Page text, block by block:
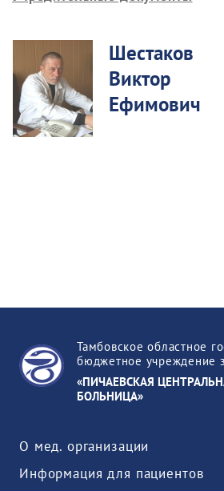
Шестаков
Виктор
Ефимович
Тамбовское областное
бюджетное учреждение
«ПИЧАЕВСКАЯ
БОЛЬНИЦА»
О мед. организации
Информация для пациентов